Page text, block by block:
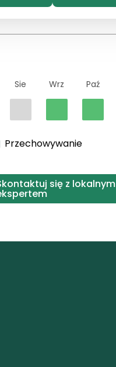
Sie Wrz Paź
Przechowywanie
się z lokalnym